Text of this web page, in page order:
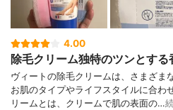
4.00
除毛クリーム独特のツンとする
ヴィートの除毛クリームは、さまざま
お肌のタイプやライフスタイルに合わ
リームとは、クリームで肌の表面の…